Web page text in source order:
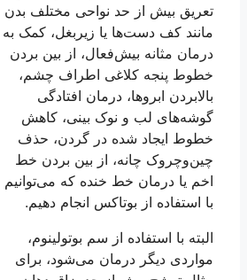
تعریق بیش از حد نواحی مختلف بدن
مانند کف دست‌ها یا زیربغل، کمک به
درمان مثانه بیش‌فعال، از بین بردن
خطوط پنجه کلاغی اطراف چشم،
بالابردن ابروها، درمان افتادگی
گوشه‌های لب و نوک بینی، کاهش
خطوط ایجاد شده در گردن، حذف
چین‌وچروک چانه، از بین بردن خط
اخم یا درمان خط خنده که می‌توانیم
با استفاده از بوتاکس انجام دهیم.
البته با استفاده از سم بوتولینوم،
مواردی دیگر درمان می‌شود، برای